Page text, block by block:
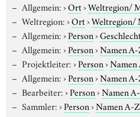
Allgemein:›Ort›Weltregion/
Weltregion:›Ort›Weltregion/
Allgemein:›Person›
Allgemein:›Person›Namen
Projektleiter:›Person›
Allgemein:›Person›Namen
Bearbeiter:›Person›Namen
Sammler:›Person›Namen A-Z